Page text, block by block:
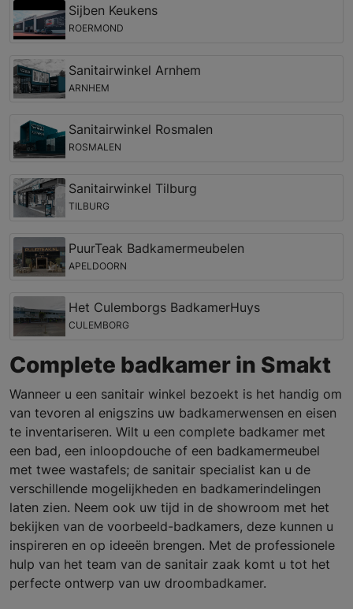
Sijben Keukens
ROERMOND
Sanitairwinkel Arnhem
ARNHEM
Sanitairwinkel Rosmalen
ROSMALEN
Sanitairwinkel Tilburg
TILBURG
PuurTeak Badkamermeubelen
APELDOORN
Het Culemborgs BadkamerHuys
CULEMBORG
Complete badkamer in Smakt
Wanneer u een sanitair winkel bezoekt is het handig om
van tevoren al enigszins uw badkamerwensen en eisen
te inventariseren. Wilt u een complete badkamer met
een bad, een inloopdouche of een badkamermeubel
met twee wastafels; de sanitair specialist kan u de
verschillende mogelijkheden en badkamerindelingen
laten zien. Neem ook uw tijd in de showroom met het
bekijken van de voorbeeld-badkamers, deze kunnen u
inspireren en op ideeën brengen. Met de professionele
hulp van het team van de sanitair zaak komt u tot het
perfecte ontwerp van uw droombadkamer.